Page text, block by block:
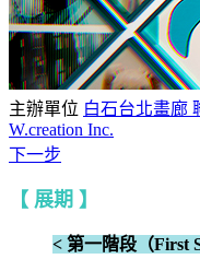
主辦單位 白石台北畫廊
W.creation Inc.
下一步
【 展期 】
< 第一階段（First